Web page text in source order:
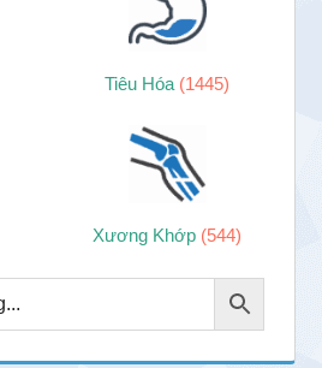
Tiêu Hóa (1445)
Xương Khớp (544)